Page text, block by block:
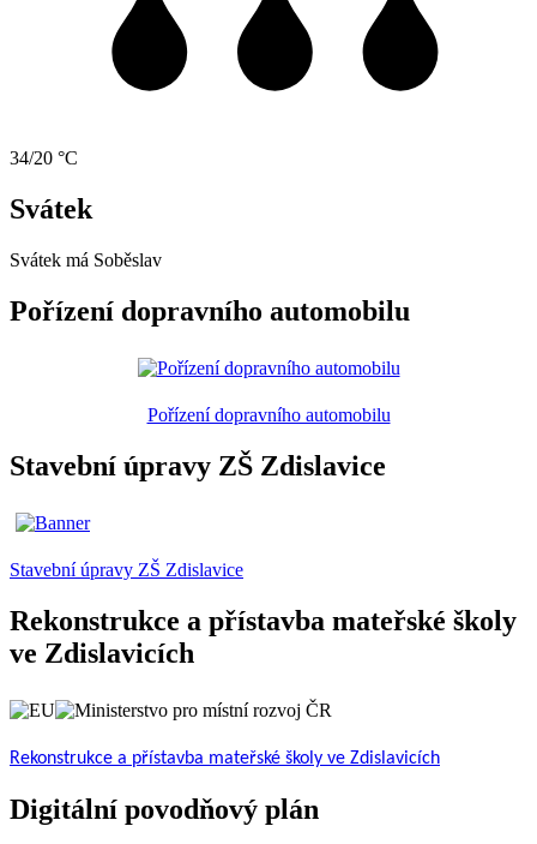
34/20 °C
Svátek
Svátek má Soběslav
Pořízení dopravního automobilu
Pořízení dopravního automobilu
Stavební úpravy ZŠ Zdislavice
Stavební úpravy ZŠ Zdislavice
Rekonstrukce a přístavba mateřské školy
ve Zdislavicích
Rekonstrukce a přístavba mateřské školy ve Zdislavicích
Digitální povodňový plán